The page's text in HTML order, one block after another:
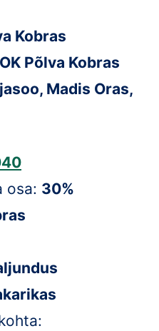
Kobras
OK Põlva Kobras
Madis Oras,
osa: 30%